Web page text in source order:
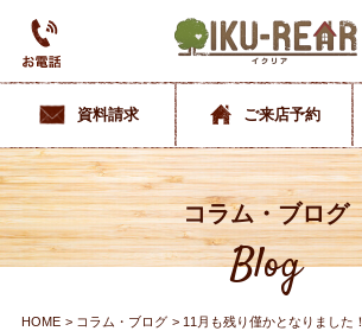
資料請求 ご来店予約
コラム・ブログ
Blog
HOME コラム・ブログ 11月も残り僅かとなりました！